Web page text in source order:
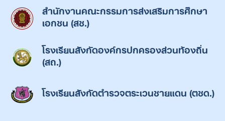
สำนักงานคณะกรรมการส่งเสริมการศึกษา
เอกชน (สช.)
โรงเรียนสังกัดองค์กรปกครองส่วนท้องถิ่น
(สถ.)
โรงเรียนสังกัดตำรวจตระเวนชายแดน (ตชด.)